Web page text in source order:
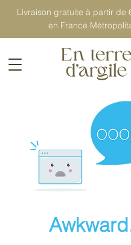
Livraison gratuite à partir de
en France